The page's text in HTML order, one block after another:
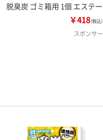
脱臭炭 ゴミ箱用 1個 エステー
￥418（税込）
スポンサー